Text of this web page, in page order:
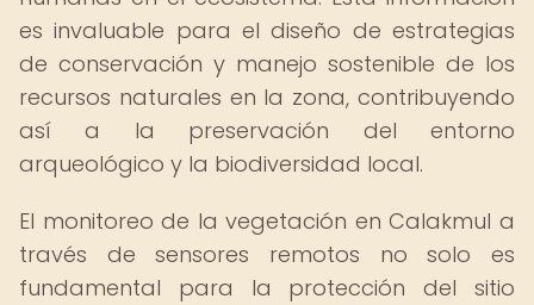
es invaluable para el diseño de estrategias
de conservación y manejo sostenible de los
recursos naturales en la zona, contribuyendo
así a la preservación del entorno
arqueológico y la biodiversidad local.
El monitoreo de la vegetación en Calakmul a
través de sensores remotos no solo es
fundamental para la protección del sitio